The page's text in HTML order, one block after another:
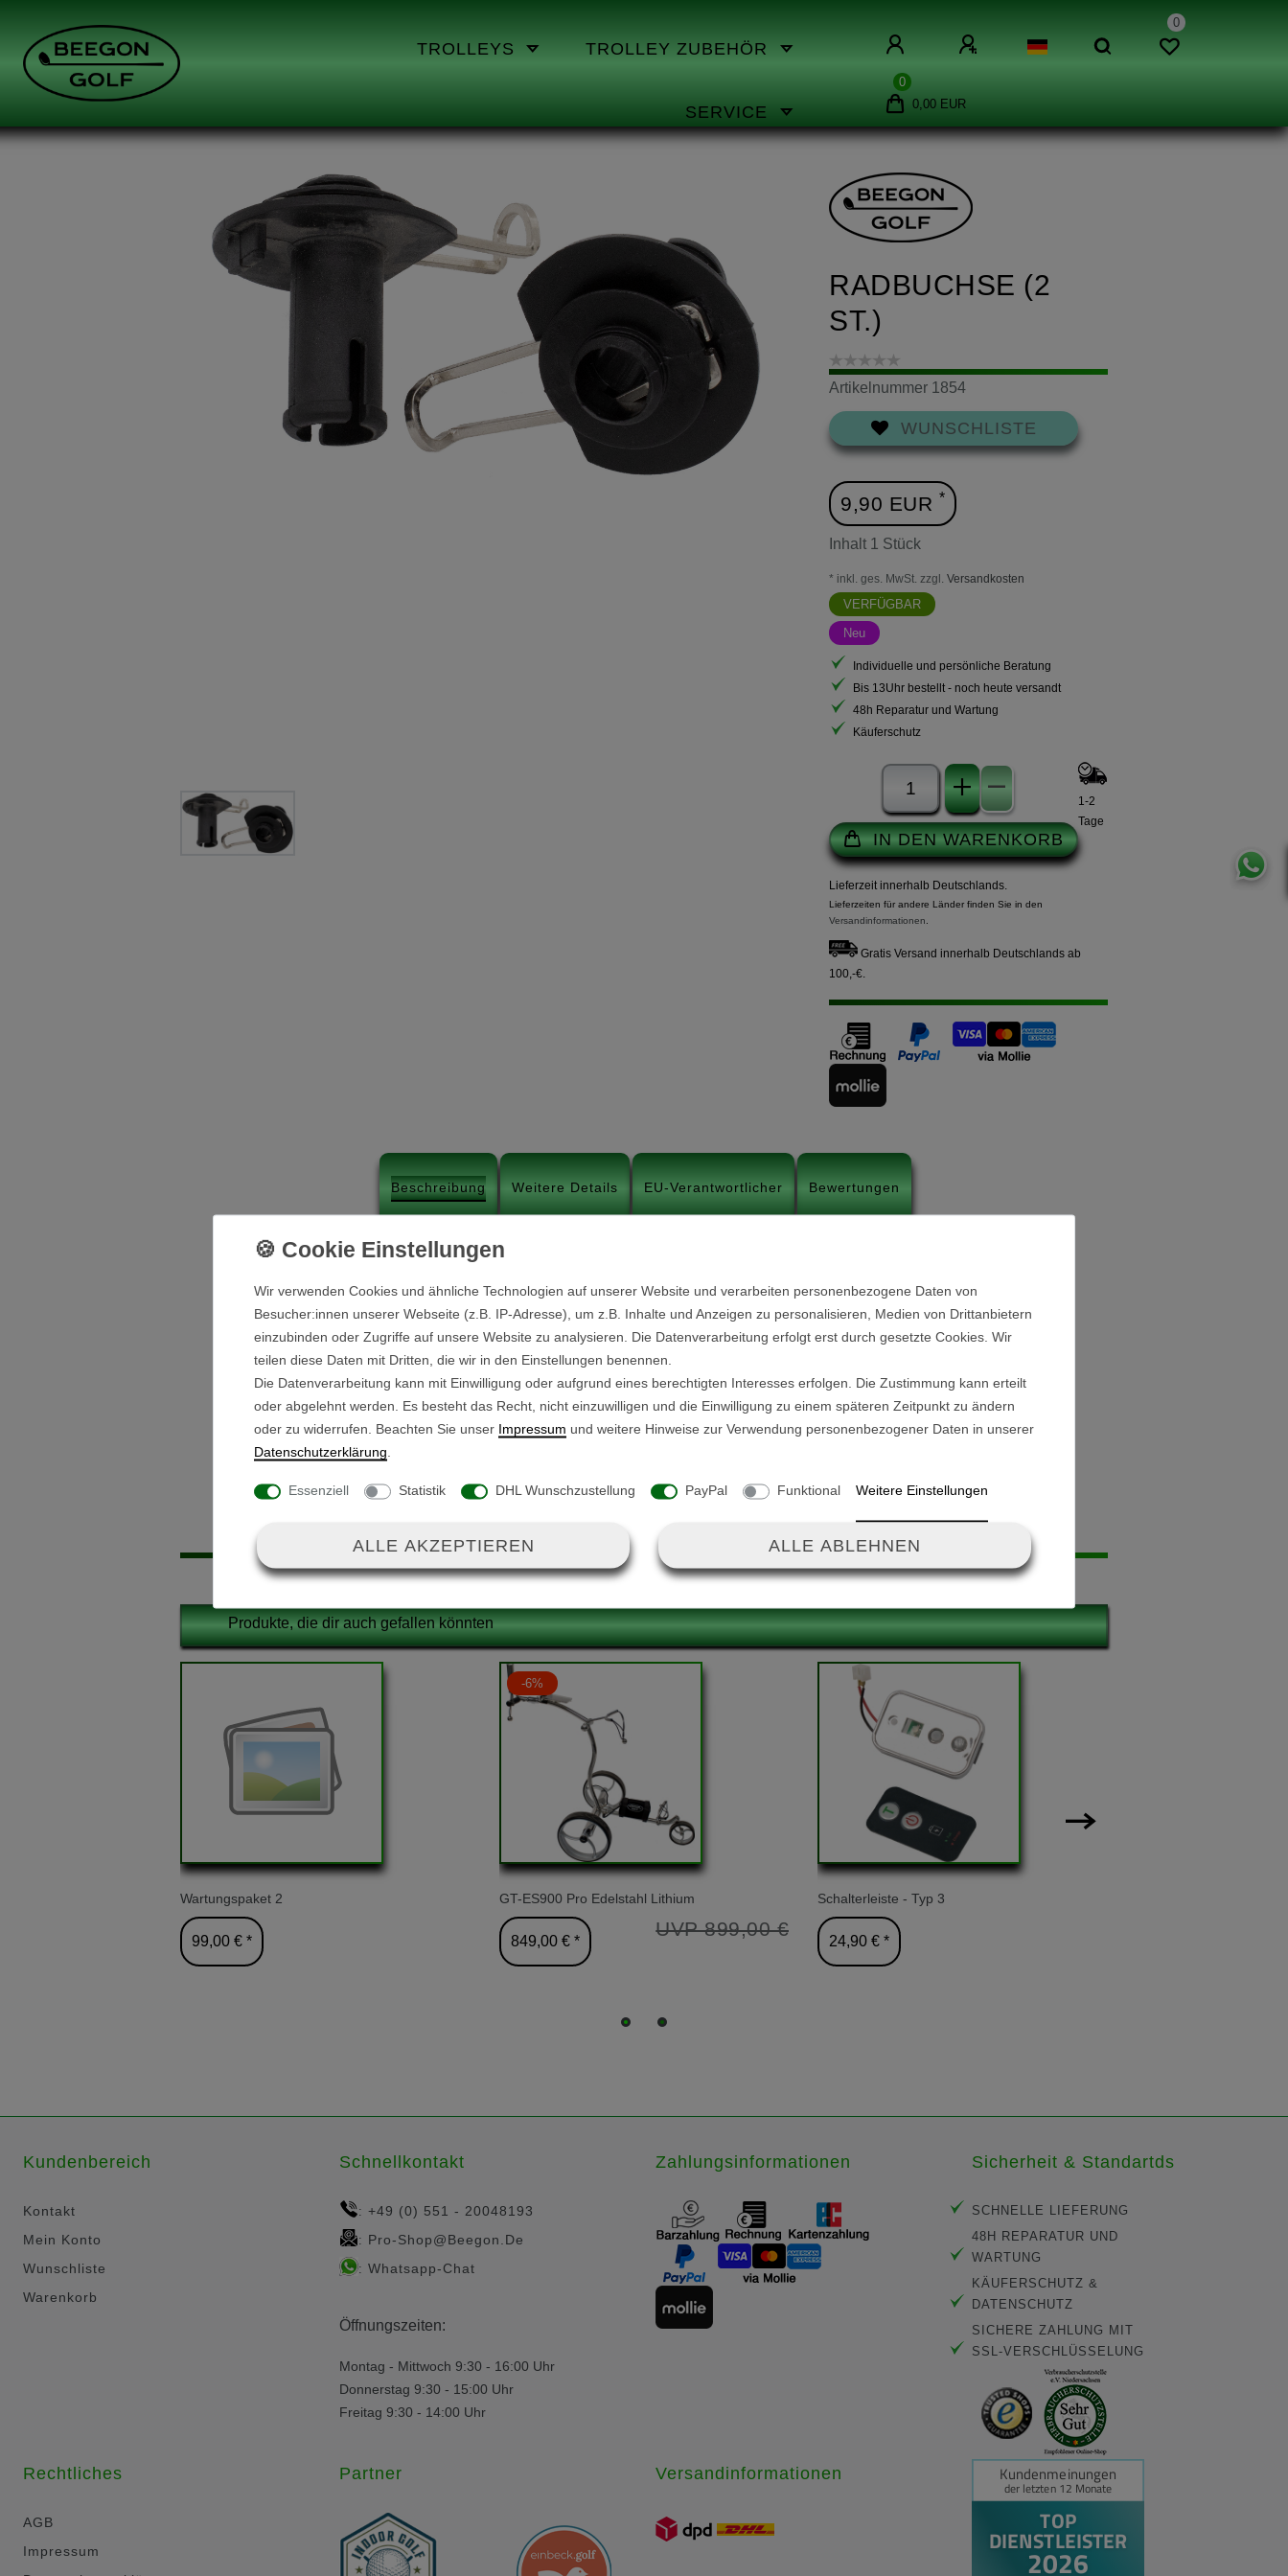
TROLLEYS TROLLEY ZUBEHÖR
SERVICE
0
0
0,00 EUR
RADBUCHSE (2
ST.)
Artikelnummer 1854
WUNSCHLISTE
9,90 EUR *
Inhalt 1 Stück
* inkl. ges. MwSt. zzgl.Versandkosten
VERFÜGBAR
Neu
Individuelle und persönliche Beratung
Bis 13Uhr bestellt - noch heute versandt
48h Reparatur und Wartung
Käuferschutz
IN DEN WARENKORB
1-2
Tage
Lieferzeit innerhalb Deutschlands.
Lieferzeiten für andere Länder finden Sie in den
Versandinformationen
Gratis Versand innerhalb Deutschlands ab
100,-€.
Beschreibung Weitere Details EU-Verantwortlicher Bewertungen
Beschreibung:
Radbuchsen mit Halteklammer für Antriebsräder Ø 29,3cm.
Die Radbuchse hat eine Aufnahme für Radkappen.
Technische Details:
Höhe: 32 mm / 44,6 mm
Lieferumfang:
Produkte, die dir auch gefallen könnten
Wartungspaket 2
99,00 € *
-6%
GT-ES900 Pro Edelstahl Lithium
UVP 899,00 €
849,00 € *
Schalterleiste - Typ 3
24,90 € *
Kundenbereich
Kontakt
Mein Konto
Wunschliste
Warenkorb
Schnellkontakt
: +49 (0) 551 - 20048193
: Pro-Shop@beegon.de
: Whatsapp-Chat
Öffnungszeiten:
Montag - Mittwoch 9:30 - 16:00 Uhr
Donnerstag 9:30 - 15:00 Uhr
Freitag 9:30 - 14:00 Uhr
Zahlungsinformationen Sicherheit & Standartds
SCHNELLE LIEFERUNG
48H REPARATUR UND
WARTUNG
KÄUFERSCHUTZ &
DATENSCHUTZ
SICHERE ZAHLUNG MIT
SSL-VERSCHLÜSSELUNG
Rechtliches
AGB
Impressum
Partner Versandinformationen
Wir verwenden Cookies und ähnliche Technologien auf unserer Website und verarbeiten personenbezogene Daten von
Besucher:innen unserer Webseite (z.B. IP-Adresse), um z.B. Inhalte und Anzeigen zu personalisieren, Medien von Drittanbietern
einzubinden oder Zugriffe auf unsere Website zu analysieren. Die Datenverarbeitung erfolgt erst durch gesetzte Cookies. Wir
teilen diese Daten mit Dritten, die wir in den Einstellungen benennen.
Die Datenverarbeitung kann mit Einwilligung oder aufgrund eines berechtigten Interesses erfolgen. Die Zustimmung kann erteilt
oder abgelehnt werden. Es besteht das Recht, nicht einzuwilligen und die Einwilligung zu einem späteren Zeitpunkt zu ändern
oder zu widerrufen. Beachten Sie unser Impressum und weitere Hinweise zur Verwendung personenbezogener Daten in unserer
Daten­schutz­erklärung
Essenziell Statistik DHL Wunschzustellung PayPal Funktional Weitere Einstellungen
ALLE AKZEPTIEREN ALLE ABLEHNEN